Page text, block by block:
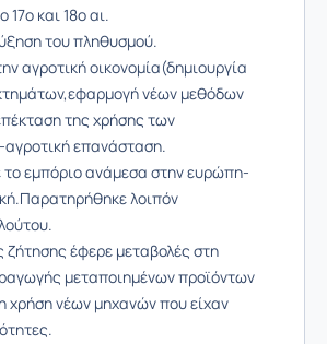
και 18ο αι.
του πληθυσμού.
αγροτική οικονομία(δημιουργία
νέων μεθόδων
της χρήσης των
επανάσταση.
εμπόριο ανάμεσα στην ευρώπη-
λοιπόν
έφερε μεταβολές στη
μεταποιημένων προϊόντων
χρήση νέων μηχανών που είχαν